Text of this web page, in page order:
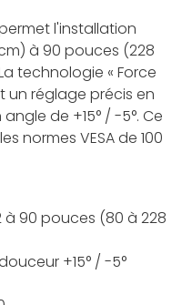
l'installation
à 90 pouces (228
technologie « Force
un réglage précis en
de +15° / -5°. Ce
normes VESA de 100
à 90 pouces (80 à 228
+15° / -5°